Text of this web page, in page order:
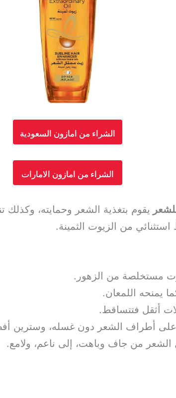
الشراء من امازون السعودية
الشراء من امازون الامارات
يقوم بتغذية الشعر وحمايته، وكذلك
من الزيوت الثمينة.
يمنحه اللمعان.
أثقل فتتساقط.
أطراف الشعر دون غسله، وسترين
من جاف وباهت، إلى ناعم، ولامع.